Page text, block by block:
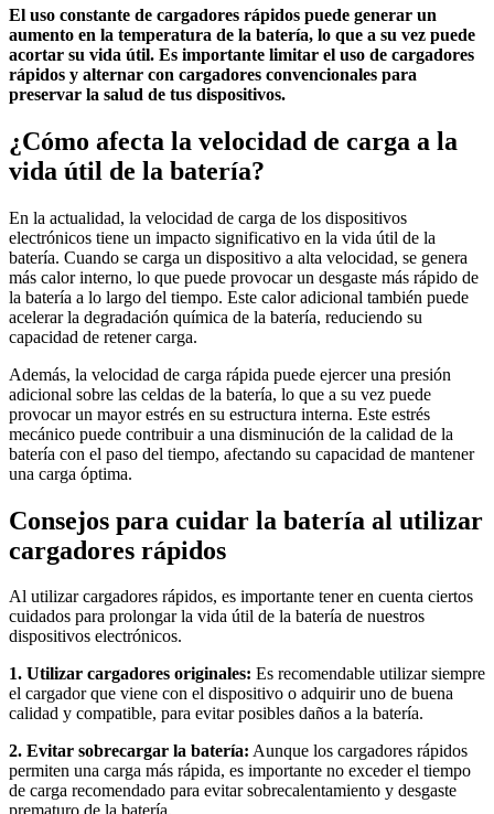
El uso constante de cargadores rápidos puede generar un
aumento en la temperatura de la batería, lo que a su vez puede
acortar su vida útil. Es importante limitar el uso de cargadores
rápidos y alternar con cargadores convencionales para
preservar la salud de tus dispositivos.
¿Cómo afecta la velocidad de carga a la
vida útil de la batería?
En la actualidad, la velocidad de carga de los dispositivos
electrónicos tiene un impacto significativo en la vida útil de la
batería. Cuando se carga un dispositivo a alta velocidad, se genera
más calor interno, lo que puede provocar un desgaste más rápido de
la batería a lo largo del tiempo. Este calor adicional también puede
acelerar la degradación química de la batería, reduciendo su
capacidad de retener carga.
Además, la velocidad de carga rápida puede ejercer una presión
adicional sobre las celdas de la batería, lo que a su vez puede
provocar un mayor estrés en su estructura interna. Este estrés
mecánico puede contribuir a una disminución de la calidad de la
batería con el paso del tiempo, afectando su capacidad de mantener
una carga óptima.
Consejos para cuidar la batería al utilizar
cargadores rápidos
Al utilizar cargadores rápidos, es importante tener en cuenta ciertos
cuidados para prolongar la vida útil de la batería de nuestros
dispositivos electrónicos.
1. Utilizar cargadores originales: Es recomendable utilizar siempre
el cargador que viene con el dispositivo o adquirir uno de buena
calidad y compatible, para evitar posibles daños a la batería.
2. Evitar sobrecargar la batería: Aunque los cargadores rápidos
permiten una carga más rápida, es importante no exceder el tiempo
de carga recomendado para evitar sobrecalentamiento y desgaste